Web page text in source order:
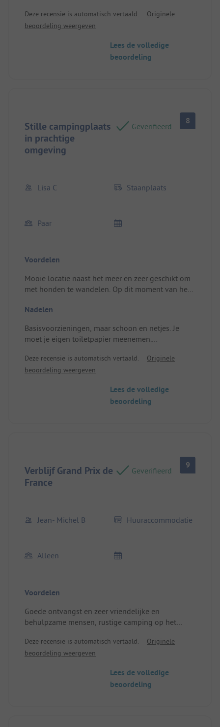
Deze recensie is automatisch vertaald.
Originele
beoordeling weergeven
Lees de volledige
beoordeling
Stille campingplaats
in prachtige
omgeving
Geverifieerd
8
Lisa C Staanplaats
Paar
Voordelen
Mooie locatie naast het meer en zeer geschikt om
met honden te wandelen. Op dit moment van het
onze terugweg naar het noorden.
omgeving. In dit seizoen hadden we de meeste
plaatsen om uit te kiezen.
Nadelen
Basisvoorzieningen, maar schoon en netjes. Je
moet je eigen toiletpapier meenemen.
het meer, maar de kikkers waren 's nachts erg
luidruchtig, en hoewel je daar niet veel aan kunt
andere kant van de camping te kiezen.
Deze recensie is automatisch vertaald.
Originele
beoordeling weergeven
Lees de volledige
beoordeling
Verblijf Grand Prix de
France
Geverifieerd
9
Jean- Michel B Huuraccommodatie
Alleen
Voordelen
Goede ontvangst en zeer vriendelijke en
behulpzame mensen, rustige camping op het
Plaats/Huuraccommodatie: goed uitgeruste tent
met comfortabele beddengoed.
Deze recensie is automatisch vertaald.
Originele
beoordeling weergeven
Lees de volledige
beoordeling